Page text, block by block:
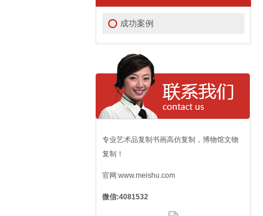
成功案例
专业艺术品复制书画高仿复制，博物馆文物
复制！
官网:www.meishu.com
微信:4081532